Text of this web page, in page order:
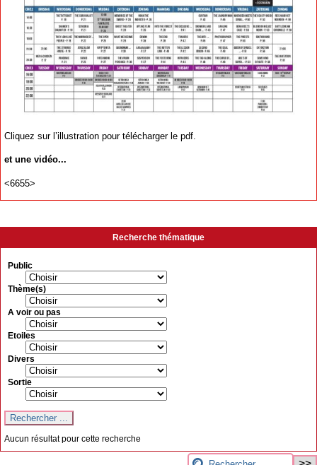
Cliquez sur l’illustration pour télécharger le pdf.
et une vidéo...
<6655>
Recherche thématique
Public
Thème(s)
A voir ou pas
Etoiles
Divers
Sortie
Aucun résultat pour cette recherche